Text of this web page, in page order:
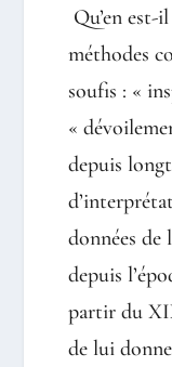
Qu’en est-
méthodes
soufis : «
«
depuis
données de
depuis
partir du
de lui